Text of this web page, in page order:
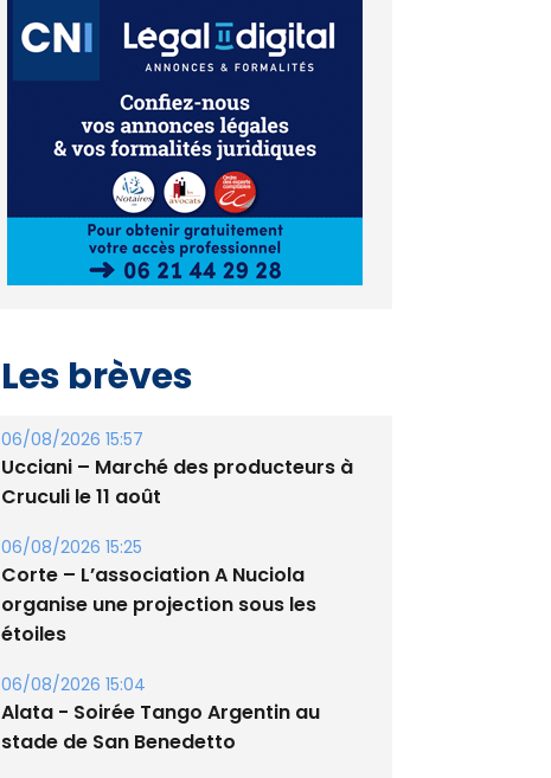
Les brèves
06/08/2026 15:57
Ucciani – Marché des producteurs à
Cruculi le 11 août
06/08/2026 15:25
Corte – L’association A Nuciola
organise une projection sous les
étoiles
06/08/2026 15:04
Alata - Soirée Tango Argentin au
stade de San Benedetto